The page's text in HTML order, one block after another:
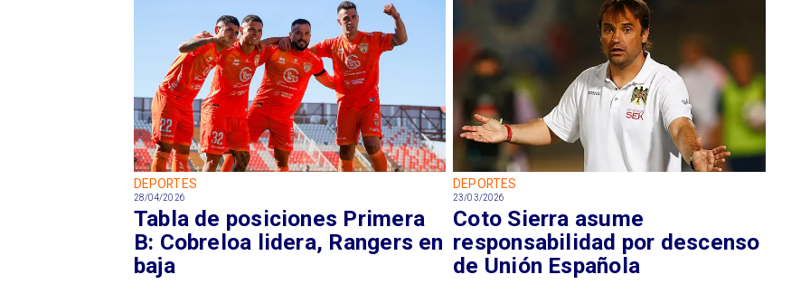
DEPORTES
28/04/2026
Tabla de posiciones Primera
B: Cobreloa lidera, Rangers en
baja
DEPORTES
23/03/2026
Coto Sierra asume
responsabilidad por descenso
de Unión Española